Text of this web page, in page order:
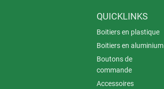
QUICKLINKS
Boitiers en plastique
Boitiers en aluminium
Boutons de
commande
Accessoires